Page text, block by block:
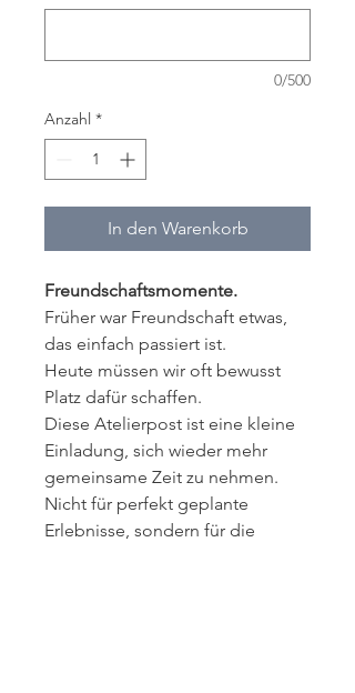
0/500
Anzahl *
In den Warenkorb
Freundschaftsmomente.
Früher war Freundschaft etwas,
das einfach passiert ist.
Heute müssen wir oft bewusst
Platz dafür schaffen.
Diese Atelierpost ist eine kleine
Einladung, sich wieder mehr
gemeinsame Zeit zu nehmen.
Nicht für perfekt geplante
Erlebnisse, sondern für die